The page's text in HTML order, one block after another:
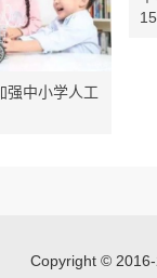
强中小学人工
Copyright ©